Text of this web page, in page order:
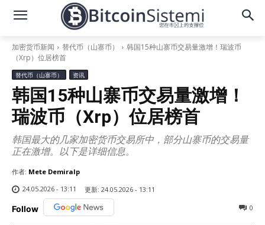
加密货币新闻 替代币（山寨币）
韩国15种山寨币交易量激增！瑞波币
（Xrp）位居榜首
替代币（山寨币） 资讯
韩国15种山寨币交易量激增！
瑞波币（Xrp）位居榜首
韩国最大的几家加密货币交易所中，部分山寨币的交易量
正在激增。以下是详细信息。
作者: Mete Demiralp
24.05.2026 - 13:11
更新: 24.05.2026 - 13:11
Follow 0